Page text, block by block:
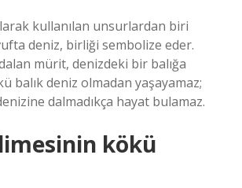
kullanılan unsurlardan biri
deniz, birliği sembolize eder.
mürit, denizdeki bir balığa
balık deniz olmadan yaşayamaz;
dalmadıkça hayat bulamaz.
kökü